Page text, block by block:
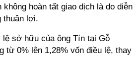
không hoàn tất giao dịch là do diễn
thuận lợi.
lệ sở hữu của ông Tín tại Gỗ
từ 0% lên 1,28% vốn điều lệ, thay